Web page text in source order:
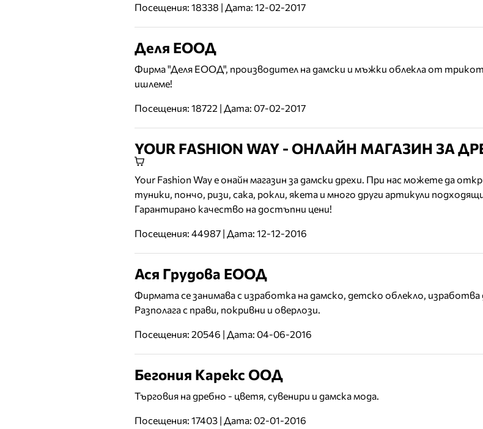
Посещения: 18338 | Дата: 12-02-2017
Деля ЕООД
Фирма "Деля ЕООД", производител на дамски и мъжки облекла от
ишлеме!
Посещения: 18722 | Дата: 07-02-2017
YOUR FASHION WAY - ОНЛАЙН МАГАЗИН ЗА
Your Fashion Way е онайн магазин за дамски дрехи. При нас можете да
туники, пончо, ризи, сака, рокли, якета и много други артикули
Гарантирано качество на достъпни цени!
Посещения: 44987 | Дата: 12-12-2016
Ася Грудова ЕООД
Фирмата се занимава с изработка на дамско, детско облекло, изработва
Разполага с прави, покривни и оверлози.
Посещения: 20546 | Дата: 04-06-2016
Бегония Карекс ООД
Търговия на дребно - цветя, сувенири и дамска мода.
Посещения: 17403 | Дата: 02-01-2016